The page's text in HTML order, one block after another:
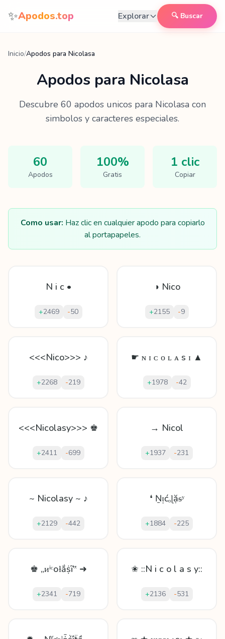
Saltar al contenido
✨Apodos.top Explorar 🔍 Buscar
Inicio/Apodos para Nicolasa
Apodos para Nicolasa
Descubre 60 apodos unicos para Nicolasa con
simbolos y caracteres especiales.
60
Apodos
100%
Gratis
1 clic
Copiar
Como usar: Haz clic en cualquier apodo para copiarlo
al portapapeles.
N i c •
+2469 -50
◑ Nico
+2155 -9
<<<Nico>>> ♪
+2268 -219
☛ ɴ ɪ ᴄ ᴏ ʟ ᴀ s ɪ ▲
+1978 -42
<<<Nicolasy>>> ♚
+2411 -699
→ Nicol
+1937 -231
~ Nicolasy ~ ♪
+2129 -442
❛ Ṉᴉćₒɭặᵴʸ
+1884 -225
♚ „ᴎⁱᶜоƚắṩĩ‟ ➜
+2341 -719
✬ ::N i c o l a s y::
+2136 -531